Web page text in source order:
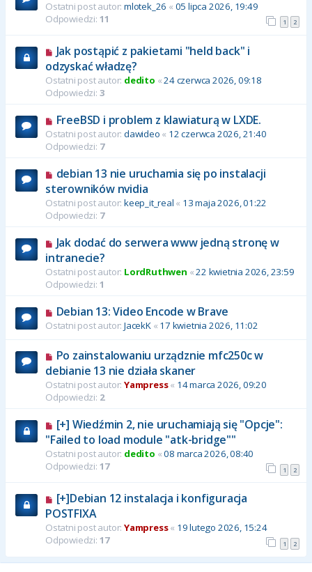
Ostatni post autor: mlotek_26 « 05 lipca 2026, 19:49
Odpowiedzi: 11 1 2
Jak postąpić z pakietami "held back" i
odzyskać władzę?
Ostatni post autor: dedito «24 czerwca 2026, 09:18
Odpowiedzi: 3
FreeBSD i problem z klawiaturą w LXDE.
Ostatni post autor: dawideo « 12 czerwca 2026, 21:40
Odpowiedzi: 7
debian 13 nie uruchamia się po instalacji
sterowników nvidia
Ostatni post autor: keep_it_real « 13 maja 2026, 01:22
Odpowiedzi: 7
Jak dodać do serwera www jedną stronę w
intranecie?
Ostatni post autor: LordRuthwen «22 kwietnia 2026, 23:59
Odpowiedzi: 1
Debian 13: Video Encode w Brave
Ostatni post autor: JacekK« 17 kwietnia 2026, 11:02
Po zainstalowaniu urządznie mfc250c w
debianie 13 nie działa skaner
Ostatni post autor: Yampress« 14 marca 2026, 09:20
Odpowiedzi: 2
[+] Wiedźmin 2, nie uruchamiają się "Opcje":
"Failed to load module "atk-bridge""
Ostatni post autor: dedito «08 marca 2026, 08:40
Odpowiedzi: 17 1 2
[+]Debian 12 instalacja i konfiguracja
POSTFIXA
Ostatni post autor: Yampress« 19 lutego 2026, 15:24
Odpowiedzi: 17 1 2